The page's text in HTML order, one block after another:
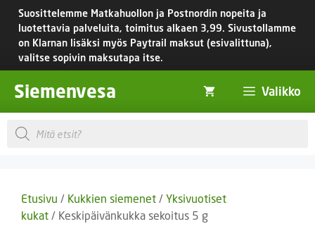
Siirry
sisältöön
Suosittelemme Matkahuollon ja Postnordin nopeita ja
luotettavia palveluita, toimitus alkaen 3,99. Sivustollamme
on Klarnan lisäksi myös Paytrail maksut (esivalittuna),
valitse sopivin maksutapa itse.
Siemenvesa Valikko
Products
search
Etusivu / Kukkien siemenet / Yksivuotiset
kukat / Keskipäivänkukka sekoitus 5 g